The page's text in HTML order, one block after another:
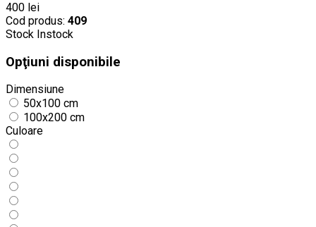
400 lei
Cod produs: 409
Stock Instock
Opţiuni disponibile
Dimensiune
50x100 cm
100x200 cm
Culoare